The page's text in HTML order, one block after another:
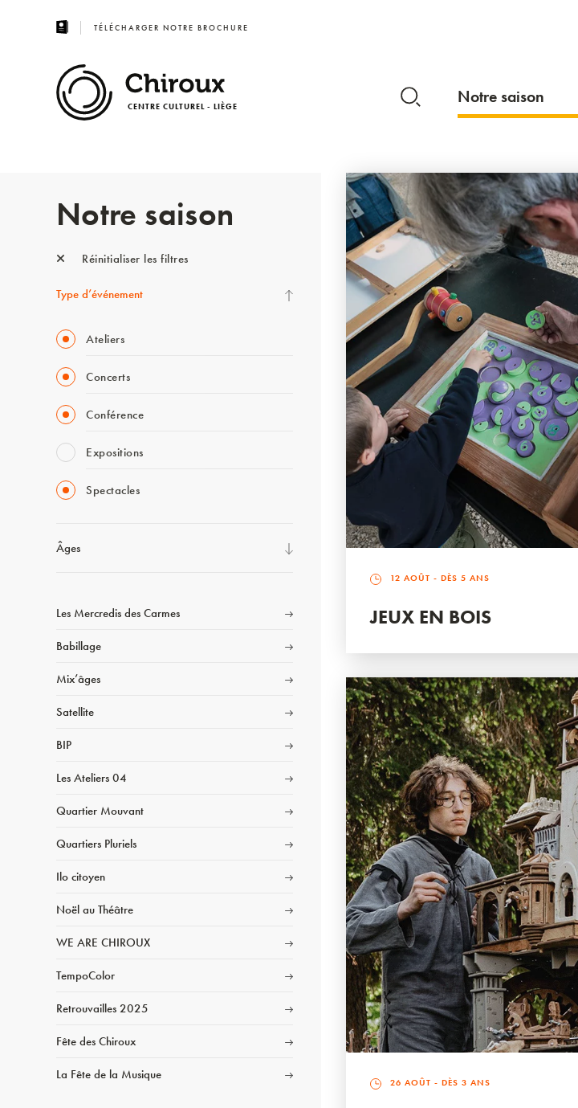
TÉLÉCHARGER NOTRE BROCHURE
CENTRE CULTUREL - LIÈGE Notre saison
Notre saison
Réinitialiser les filtres
Type d’événement
Ateliers
Concerts
Conférence
Expositions
Spectacles
Âges
Les Mercredis des Carmes
Babillage
Mix’âges
Satellite
BIP
Les Ateliers 04
Quartier Mouvant
Quartiers Pluriels
Ilo citoyen
Noël au Théâtre
WE ARE CHIROUX
TempoColor
Retrouvailles 2025
Fête des Chiroux
La Fête de la Musique
12 AOÛT - DÈS 5 ANS
JEUX EN BOIS
26 AOÛT - DÈS 3 ANS